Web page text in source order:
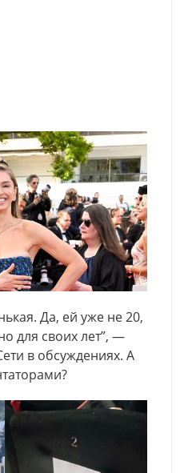
Да, ей уже не 20,
для своих лет”, —
в обсуждениях. А